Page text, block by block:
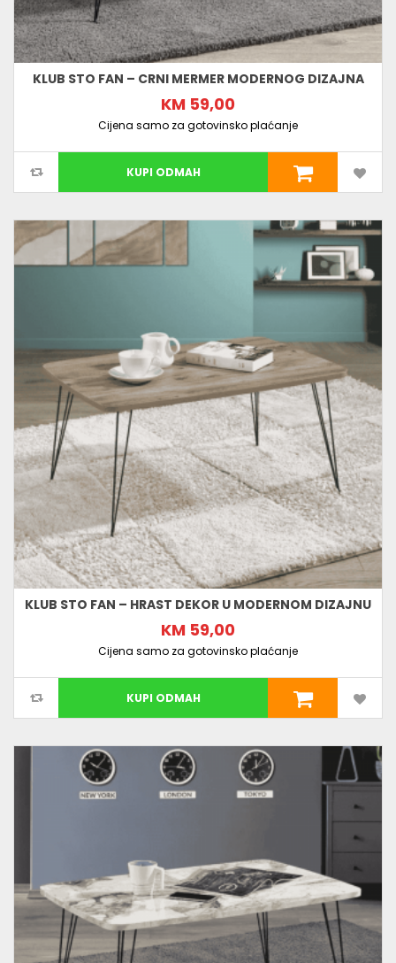
KLUB STO FAN – CRNI MERMER MODERNOG DIZAJNA
KM 59,00
Cijena samo za gotovinsko plaćanje
KUPI ODMAH
KLUB STO FAN – HRAST DEKOR U MODERNOM DIZAJNU
KM 59,00
Cijena samo za gotovinsko plaćanje
KUPI ODMAH